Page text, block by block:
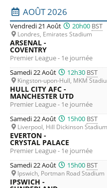
PourCrystal Palace,
Sunderland
saison pourrait
surprise. Mais des
fortes, le championnat
dernier à en donner, et tout
Soyez-en sûrs, le
riche en buts et en
billets Premier League en
football outre Manche
Liste des prochains
AOÛT 2026
Vendredi 21 Août 20h00 BST
Londres, Emirates Stadium
ARSENAL -
COVENTRY
Premier League - 1e journée
Samedi 22 Août 12h30 BST
Kingston-upon-Hull, MKM
HULL CITY AFC -
MANCHESTER UTD
Premier League - 1e journée
Samedi 22 Août 15h00 BST
Liverpool, Hill Dickinson Stadium
EVERTON -
CRYSTAL PALACE
Premier League - 1e journée
Samedi 22 Août 15h00 BST
Ipswich, Portman Road Stadium
IPSWICH -